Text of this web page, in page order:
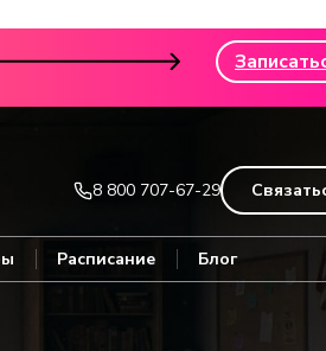
8 800 707-67-29
Расписание Блог